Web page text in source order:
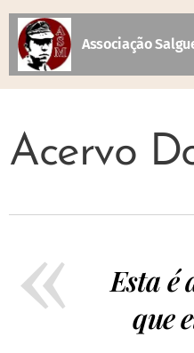
Associação
Acervo
Esta é
que